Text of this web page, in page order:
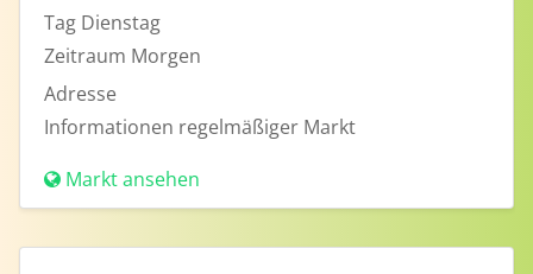
Tag Dienstag
Zeitraum Morgen
Adresse
Informationen regelmäßiger Markt
Markt ansehen